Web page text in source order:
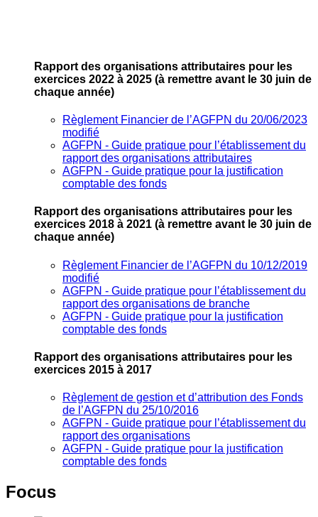
Rapport des organisations attributaires pour les
exercices 2022 à 2025 (à remettre avant le 30 juin de
chaque année)
Règlement Financier de l’AGFPN du 20/06/2023
modifié
AGFPN ‐ Guide pratique pour l’établissement du
rapport des organisations attributaires
AGFPN ‐ Guide pratique pour la justification
comptable des fonds
Rapport des organisations attributaires pour les
exercices 2018 à 2021 (à remettre avant le 30 juin de
chaque année)
Règlement Financier de l’AGFPN du 10/12/2019
modifié
AGFPN ‐ Guide pratique pour l’établissement du
rapport des organisations de branche
AGFPN ‐ Guide pratique pour la justification
comptable des fonds
Rapport des organisations attributaires pour les
exercices 2015 à 2017
Règlement de gestion et d’attribution des Fonds
de l’AGFPN du 25/10/2016
AGFPN ‐ Guide pratique pour l’établissement du
rapport des organisations
AGFPN ‐ Guide pratique pour la justification
comptable des fonds
Focus